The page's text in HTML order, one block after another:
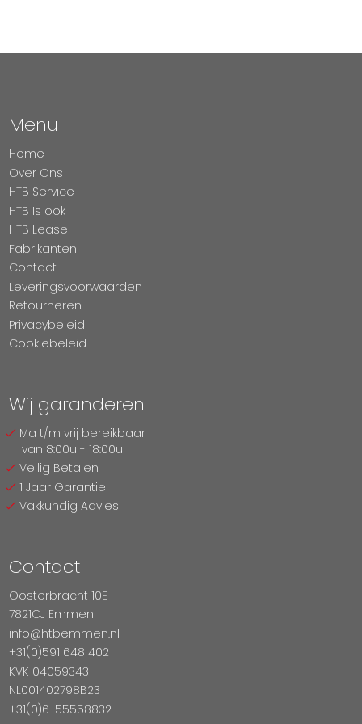
Menu
Home
Over Ons
HTB Service
HTB Is ook
HTB Lease
Fabrikanten
Contact
Leveringsvoorwaarden
Retourneren
Privacybeleid
Cookiebeleid
Wij garanderen
Ma t/m vrij bereikbaar
van 8:00u - 18:00u
Veilig Betalen
1 Jaar Garantie
Vakkundig Advies
Contact
Oosterbracht 10E
7821CJ Emmen
info@htbemmen.nl
+31(0)591 648 402
KVK 04059343
NL001402798B23
+31(0)6-55558832